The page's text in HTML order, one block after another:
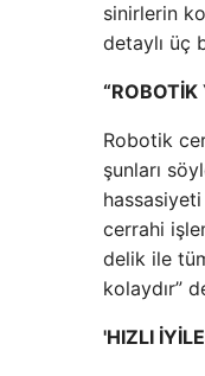
sinirlerin
detaylı üç
“ROBOTİK
Robotik
şunları
cerrahi
delik ile
kolaydır”
'HIZLI